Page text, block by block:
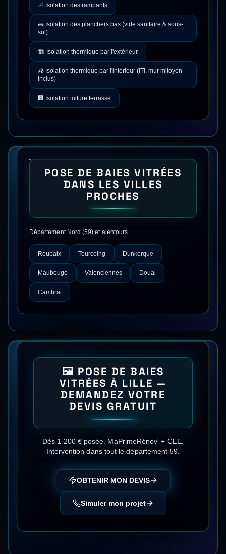
📐 Isolation des rampants
🧱 Isolation des planchers bas (vide sanitaire & sous-
sol)
🏗️ Isolation thermique par l'extérieur
🧊 Isolation thermique par l'intérieur (ITI, mur mitoyen
inclus)
🏢 Isolation toiture terrasse
POSE DE BAIES VITRÉES
DANS LES VILLES
PROCHES
Département Nord (59) et alentours
Roubaix Tourcoing Dunkerque
Maubeuge Valenciennes Douai
Cambrai
🖼️ POSE DE BAIES
VITRÉES À LILLE —
DEMANDEZ VOTRE
DEVIS GRATUIT
Dès 1 200 € posée. MaPrimeRénov' + CEE.
Intervention dans tout le département59.
OBTENIR MON DEVIS
Simuler mon projet